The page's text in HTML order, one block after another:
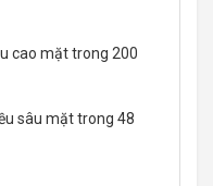
cao mặt trong 200
sâu mặt trong 48